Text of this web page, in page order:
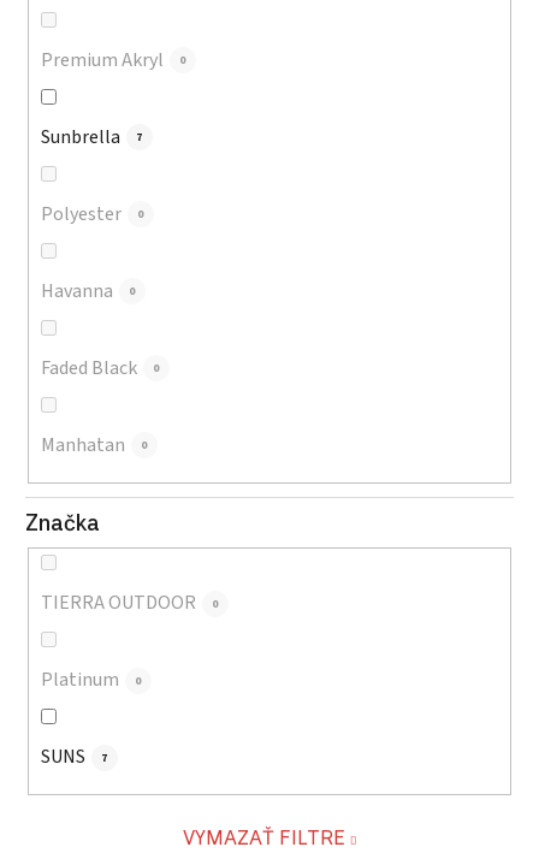
Premium Akryl 0
Sunbrella 7
Polyester 0
Havanna 0
Faded Black 0
Manhatan 0
Značka
TIERRA OUTDOOR 0
Platinum 0
SUNS 7
VYMAZAŤ FILTRE